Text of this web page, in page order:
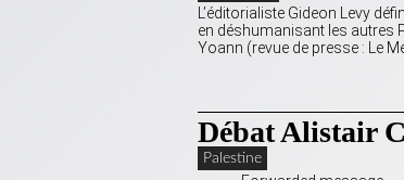
L’éditorialiste Gideon Levy
en déshumanisant les autres
Yoann (revue de presse : Le
Débat Alistair
Palestine